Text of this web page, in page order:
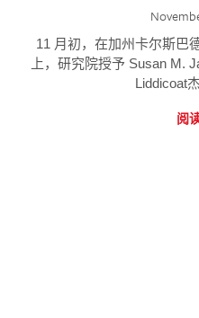
11 月初，在加州卡尔斯巴
上，研究院授予 Susan M.
Liddicoat
阅